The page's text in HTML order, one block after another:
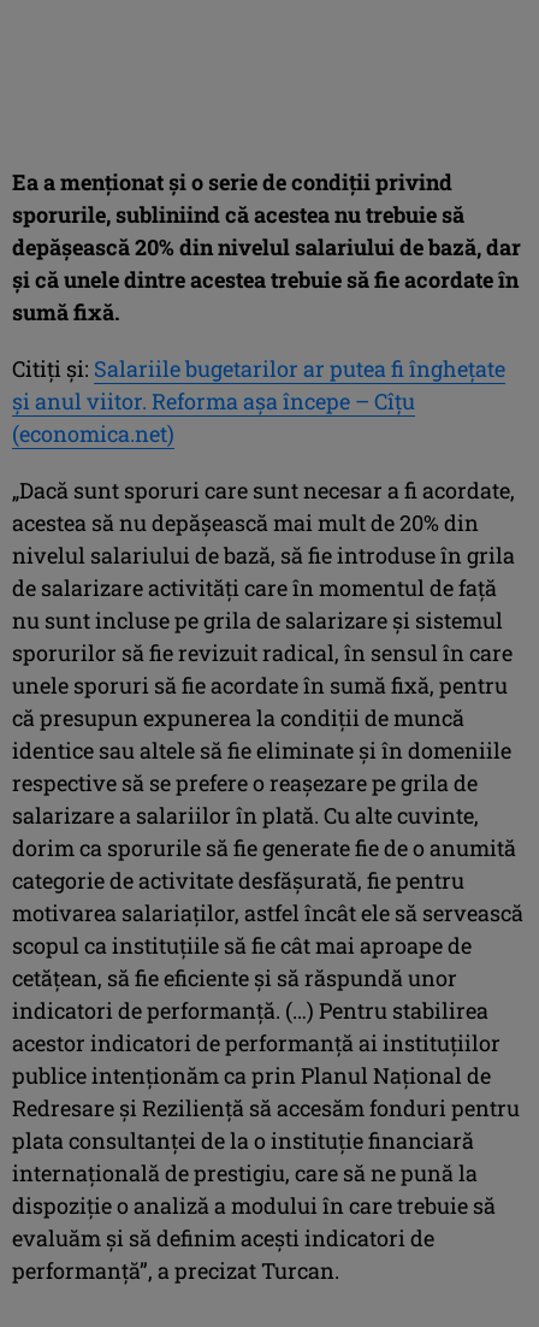
Ea a menţionat şi o serie de condiţii privind
sporurile, subliniind că acestea nu trebuie să
depăşească 20% din nivelul salariului de bază, dar
şi că unele dintre acestea trebuie să fie acordate în
sumă fixă.
Citiți și: Salariile bugetarilor ar putea fi îngheţate
şi anul viitor. Reforma aşa începe – Cîţu
(economica.net)
„Dacă sunt sporuri care sunt necesar a fi acordate,
acestea să nu depăşească mai mult de 20% din
nivelul salariului de bază, să fie introduse în grila
de salarizare activităţi care în momentul de faţă
nu sunt incluse pe grila de salarizare şi sistemul
sporurilor să fie revizuit radical, în sensul în care
unele sporuri să fie acordate în sumă fixă, pentru
că presupun expunerea la condiţii de muncă
identice sau altele să fie eliminate şi în domeniile
respective să se prefere o reaşezare pe grila de
salarizare a salariilor în plată. Cu alte cuvinte,
dorim ca sporurile să fie generate fie de o anumită
categorie de activitate desfăşurată, fie pentru
motivarea salariaţilor, astfel încât ele să servească
scopul ca instituţiile să fie cât mai aproape de
cetăţean, să fie eficiente şi să răspundă unor
indicatori de performanţă. (…) Pentru stabilirea
acestor indicatori de performanţă ai instituţiilor
publice intenţionăm ca prin Planul Naţional de
Redresare şi Rezilienţă să accesăm fonduri pentru
plata consultanţei de la o instituţie financiară
internaţională de prestigiu, care să ne pună la
dispoziţie o analiză a modului în care trebuie să
evaluăm şi să definim aceşti indicatori de
performanţă”, a precizat Turcan.